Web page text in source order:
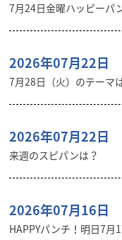
7月24日金曜ハッピーパ
2026年07月22日
7月28日（火）のテーマ
2026年07月22日
来週のスピパンは？
2026年07月16日
HAPPYパンチ！明日7月